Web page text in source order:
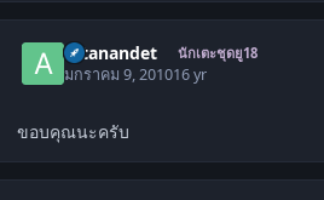
artanandet นักเตะชุดยู18
มกราคม 9, 201016 yr
ขอบคุณนะครับ